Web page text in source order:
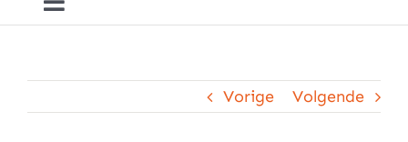
Toggle
Lessen
Vorige Volgende